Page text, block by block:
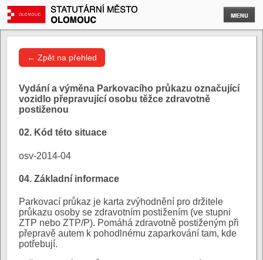
← Zpět na přehled
Vydání a výměna Parkovacího průkazu označující
vozidlo přepravující osobu těžce zdravotně
postiženou
02. Kód této situace
osv-2014-04
04. Základní informace
Parkovací průkaz je karta zvýhodnění pro držitele
průkazu osoby se zdravotním postižením (ve stupni
ZTP nebo ZTP/P). Pomáhá zdravotně postiženým při
přepravě autem k pohodlnému zaparkování tam, kde
potřebují.